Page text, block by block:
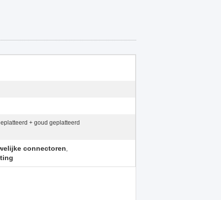
+ goud geplatteerd
connectoren,